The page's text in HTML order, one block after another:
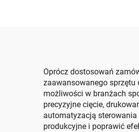
Oprócz dostosowań
zaawansowanego sprzętu
możliwości w branżach
precyzyjne cięcie,
automatyzacją sterowania
produkcyjne i poprawić